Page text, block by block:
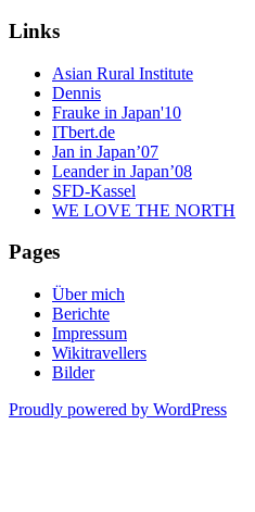
Links
Asian Rural Institute
Dennis
Frauke in Japan'10
ITbert.de
Jan in Japan’07
Leander in Japan’08
SFD-Kassel
WE LOVE THE NORTH
Pages
Über mich
Berichte
Impressum
Wikitravellers
Bilder
Proudly powered by WordPress